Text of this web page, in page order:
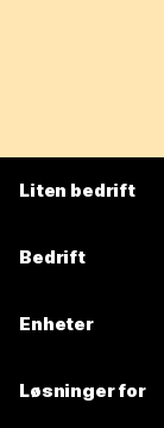
Liten bedrift
Bedrift
Enheter
Løsninger for